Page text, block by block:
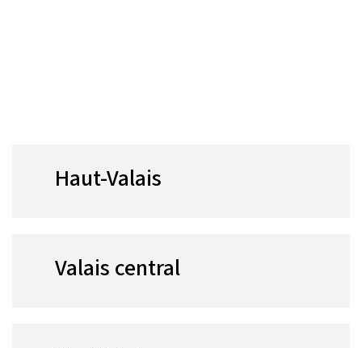
Haut-Valais
Valais central